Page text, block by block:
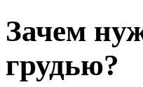
Зачем
грудью?